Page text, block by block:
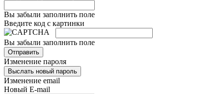
Вы забыли заполнить поле
Введите код с картинки
Вы забыли заполнить поле
Отправить
Изменение пароля
Выслать новый пароль
Изменение email
Новый E-mail